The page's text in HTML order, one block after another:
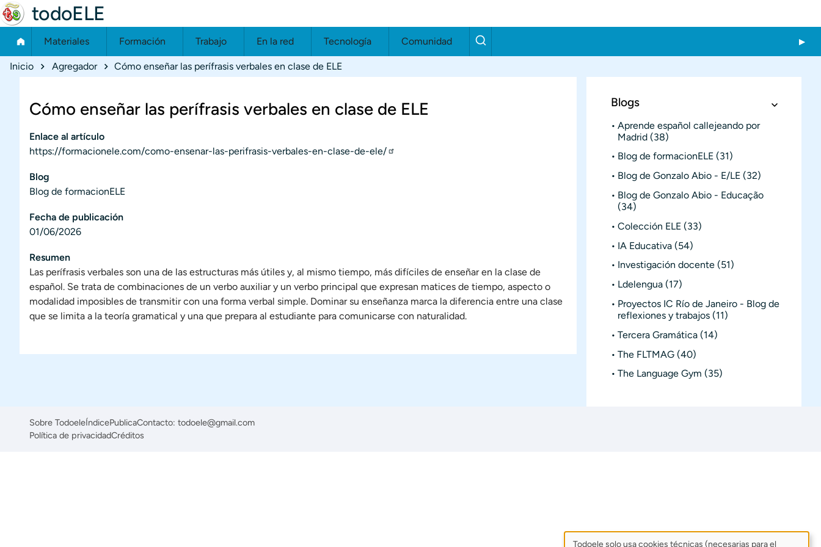
todoELE
Materiales Formación Trabajo En la red Tecnología Comunidad
Ruta de navegación
Inicio Agregador Cómo enseñar las perífrasis verbales en clase de ELE
Cómo enseñar las perífrasis verbales en clase de ELE
Enlace al artículo
https://formacionele.com/como-ensenar-las-perifrasis-verbales-en-clase-de-ele/
Blog
Blog de formacionELE
Fecha de publicación
01/06/2026
Resumen
Las perífrasis verbales son una de las estructuras más útiles y, al mismo tiempo, más difíciles de enseñar en la clase de
español. Se trata de combinaciones de un verbo auxiliar y un verbo principal que expresan matices de tiempo, aspecto o
modalidad imposibles de transmitir con una forma verbal simple. Dominar su enseñanza marca la diferencia entre una clase
que se limita a la teoría gramatical y una que prepara al estudiante para comunicarse con naturalidad.
Blogs
Aprende español callejeando por
Madrid (38)
Blog de formacionELE (31)
Blog de Gonzalo Abio - E/LE (32)
Blog de Gonzalo Abio - Educação
(34)
Colección ELE (33)
IA Educativa (54)
Investigación docente (51)
Ldelengua (17)
Proyectos IC Río de Janeiro - Blog de
reflexiones y trabajos (11)
Tercera Gramática (14)
The FLTMAG (40)
The Language Gym (35)
Sobre TodoeleÍndicePublicaContacto: todoele@gmail.com
Política de privacidadCréditos
Todoele solo usa cookies técnicas (necesarias para el